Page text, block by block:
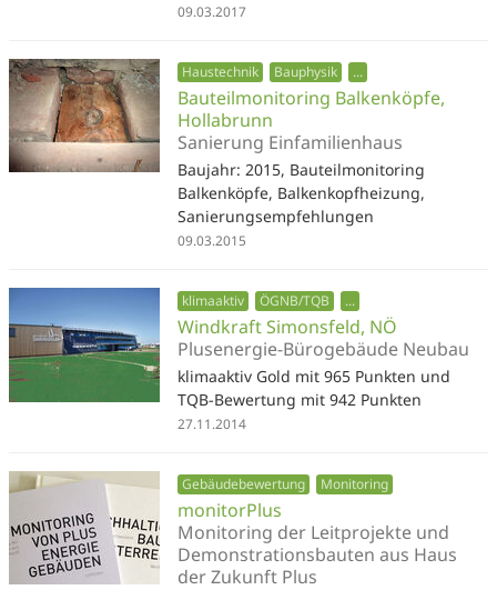
09.03.2017
Haustechnik Bauphysik ...
Bauteilmonitoring Balkenköpfe,
Hollabrunn
Sanierung Einfamilienhaus
Baujahr: 2015, Bauteilmonitoring
Balkenköpfe, Balkenkopfheizung,
Sanierungsempfehlungen
09.03.2015
klimaaktiv ÖGNB/TQB ...
Windkraft Simonsfeld, NÖ
Plusenergie-Bürogebäude Neubau
klimaaktiv Gold mit 965 Punkten und
TQB-Bewertung mit 942 Punkten
27.11.2014
Gebäudebewertung Monitoring
monitorPlus
Monitoring der Leitprojekte und
Demonstrationsbauten aus Haus
der Zukunft Plus